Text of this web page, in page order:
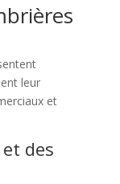
leur
et
des